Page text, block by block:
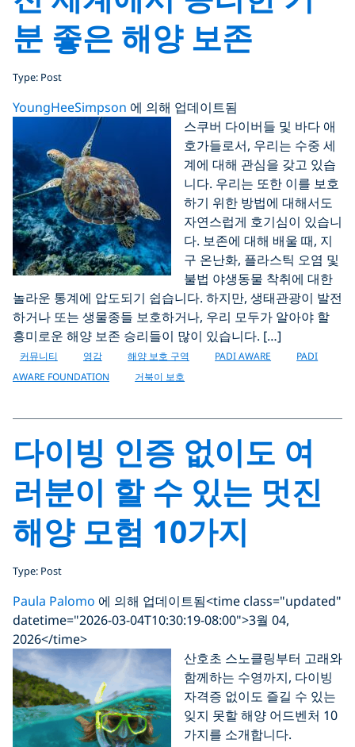
분 좋은 해양 보존
Type: Post
YoungHeeSimpson 에 의해 업데이트됨
스쿠버 다이버들 및 바다 애
호가들로서, 우리는 수중 세
계에 대해 관심을 갖고 있습
니다. 우리는 또한 이를 보호
하기 위한 방법에 대해서도
자연스럽게 호기심이 있습니
다. 보존에 대해 배울 때, 지
구 온난화, 플라스틱 오염 및
불법 야생동물 착취에 대한
놀라운 통계에 압도되기 쉽습니다. 하지만, 생태관광이 발전
하거나 또는 생물종들 보호하거나, 우리 모두가 알아야 할
흥미로운 해양 보존 승리들이 많이 있습니다. […]
커뮤니티 영감 해양 보호 구역 PADI AWARE
PADI
AWARE FOUNDATION
거북이 보호
다이빙 인증 없이도 여
러분이 할 수 있는 멋진
해양 모험 10가지
Type: Post
Paula Palomo 에 의해 업데이트됨<time class="updated"
datetime="2026-03-04T10:30:19-08:00">3월 04,
2026</time>
산호초 스노클링부터 고래와
함께하는 수영까지, 다이빙
자격증 없이도 즐길 수 있는
잊지 못할 해양 어드벤처 10
가지를 소개합니다.